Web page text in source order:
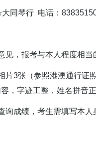
同琴行 电话：
，报考与本人程度相当
3张（参照港澳通行证
，字迹工整，姓名拼音
成绩，考生需填写本人